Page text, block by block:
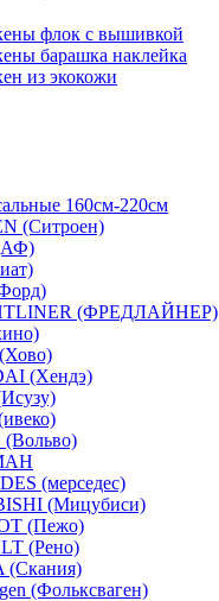
флок с вышивкой
барашка наклейка
из экокожи
160см-220см
(Ситроен)
(ФРЕДЛАЙНЕР)
(Хендэ)
(мерседес)
(Мицубиси)
(Пежо)
(Рено)
(Скания)
(Фольксваген)